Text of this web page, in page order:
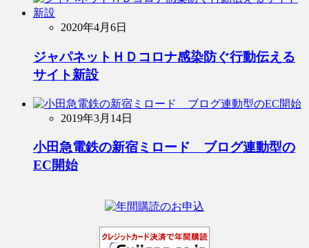
2020年4月6日
ジャパネットＨＤコロナ感染防ぐ行動伝える
サイト新設
2019年3月14日
小田急電鉄の新宿ミロード ブログ連動型の
EC開始